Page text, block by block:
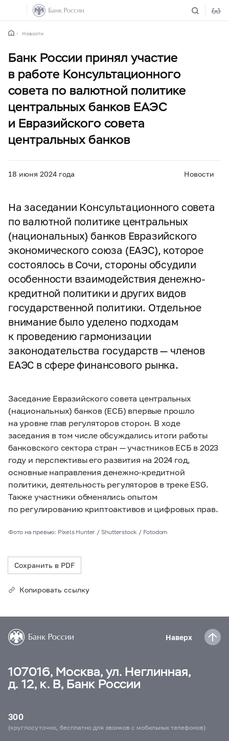
Новости
Банк России принял участие
в работе Консультационного
совета по валютной политике
центральных банков ЕАЭС
и Евразийского совета
центральных банков
18 июня 2024 года Новости
На заседании Консультационного совета
по валютной политике центральных
(национальных) банков Евразийского
экономического союза (ЕАЭС), которое
состоялось в Сочи, стороны обсудили
особенности взаимодействия денежно-
кредитной политики и других видов
государственной политики. Отдельное
внимание было уделено подходам
к проведению гармонизации
законодательства государств — членов
ЕАЭС в сфере финансового рынка.
Заседание Евразийского совета центральных
(национальных) банков (ЕСБ) впервые прошло
на уровне глав регуляторов сторон. В ходе
заседания в том числе обсуждались итоги работы
банковского сектора стран — участников ЕСБ в 2023
году и перспективы его развития на 2024 год,
основные направления денежно-кредитной
политики, деятельность регуляторов в треке ESG.
Также участники обменялись опытом
по регулированию криптоактивов и цифровых прав.
Фото на превью: Pixels Hunter / Shutterstock / Fotodom
Сохранить в PDF
Копировать ссылку
Наверх
107016, Москва, ул. Неглинная,
д. 12, к. В, Банк России
300
(круглосуточно, бесплатно для звонков с мобильных телефонов)